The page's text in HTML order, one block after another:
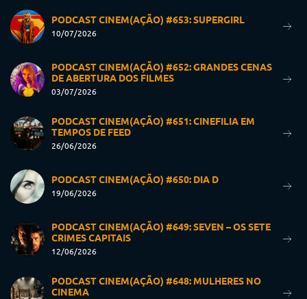
PODCAST CINEM(AÇÃO) #653: SUPERGIRL
10/07/2026
PODCAST CINEM(AÇÃO) #652: GRANDES CENAS
DE ABERTURA DOS FILMES
03/07/2026
PODCAST CINEM(AÇÃO) #651: CINEFILIA EM
TEMPOS DE FEED
26/06/2026
PODCAST CINEM(AÇÃO) #650: DIA D
19/06/2026
PODCAST CINEM(AÇÃO) #649: SEVEN – OS SETE
CRIMES CAPITAIS
12/06/2026
PODCAST CINEM(AÇÃO) #648: MULHERES NO
CINEMA